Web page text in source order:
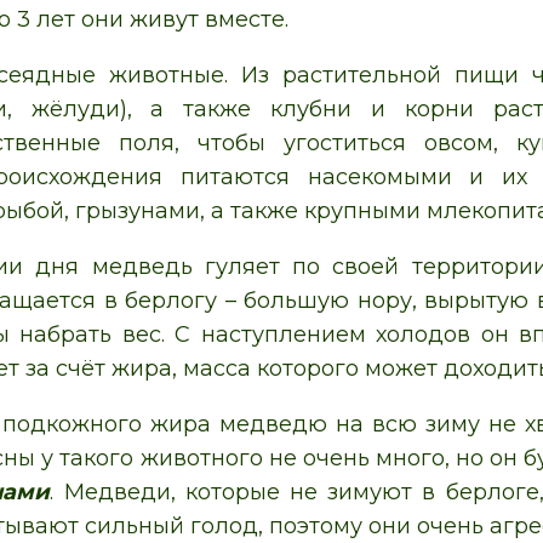
3 лет они живут вместе.
животные. Из растительной пищи
жёлуди), а также клубни и корни
поля, чтобы угоститься
питаются насекомыми и
грызунами, а также крупными
дня медведь гуляет по своей
в берлогу – большую нору, вырытую
набрать вес. С наступлением холодов он
за счёт жира, масса которого может
подкожного жира медведю на всю зиму не
у такого животного не очень много, но он
. Медведи, которые не зимуют в
сильный голод, поэтому они очень